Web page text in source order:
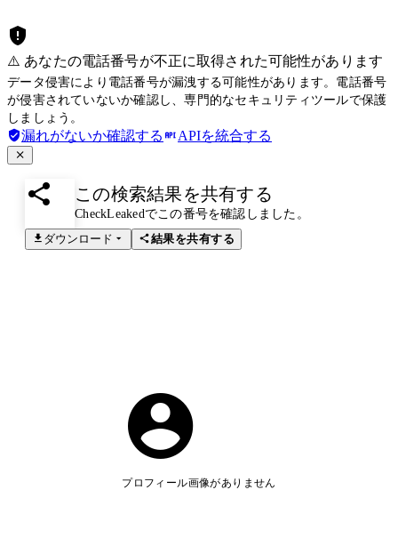
⚠️ あなたの電話番号が不正に取得された可能性があります
データ侵害により電話番号が漏洩する可能性があります。電話番号
が侵害されていないか確認し、専門的なセキュリティツールで保護
しましょう。
漏れがないか確認する APIを統合する
この検索結果を共有する
CheckLeakedでこの番号を確認しました。
ダウンロード
結果を共有する
プロフィール画像がありません